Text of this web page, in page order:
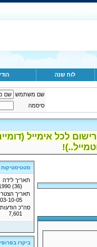
לוח שנה
שם משתמש
סיסמה
לכל אימייל
סטטיסטיקות
תאריך לידה
(36)
תאריך
03-10-05
סה"כ הודעות
7,601
ביקרו